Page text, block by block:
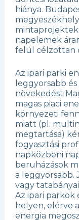
hiánya.
napelemek
felül célzottan
Az ipari parki
leggyorsabb
növekedést
magas piaci
környezeti
miatt (pl.
megtartása)
fogyasztási
napközbeni
beruházások
a leggyorsabb.
vagy
Az ipari parkok
helyen, elérve
energia